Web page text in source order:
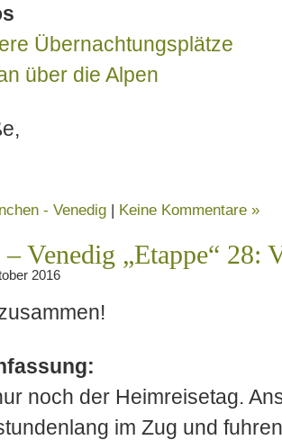
Übernachtungsplätze
über die Alpen
- Venedig | Keine Kommentare »
Venedig „Etappe“ 28:
2016
noch der Heimreisetag.
im Zug und